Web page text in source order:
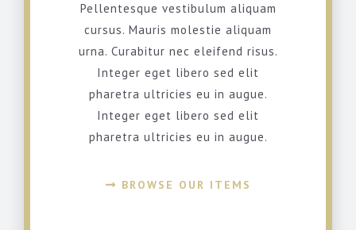
Pellentesque vestibulum aliquam
cursus. Mauris molestie aliquam
urna. Curabitur nec eleifend risus.
Integer eget libero sed elit
pharetra ultricies eu in augue.
Integer eget libero sed elit
pharetra ultricies eu in augue.
BROWSE OUR ITEMS